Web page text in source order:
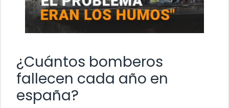
¿Cuántos bomberos
fallecen cada año en
españa?